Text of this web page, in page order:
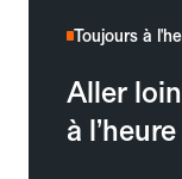
Toujours à
Aller
à l’heure